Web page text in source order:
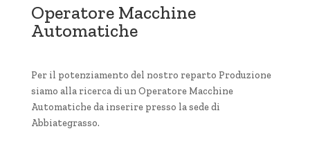
Operatore Macchine
Automatiche
Per il potenziamento del nostro reparto Produzione
siamo alla ricerca di un Operatore Macchine
Automatiche da inserire presso la sede di
Abbiategrasso.